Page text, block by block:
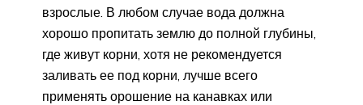
взрослые. В любом случае вода должна
хорошо пропитать землю до полной глубины,
где живут корни, хотя не рекомендуется
заливать ее под корни, лучше всего
применять орошение на канавках или